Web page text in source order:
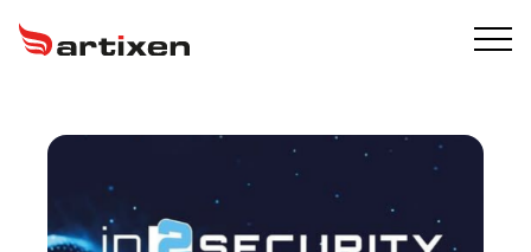
ARTIXEN PROTECT
PORTFOLIO